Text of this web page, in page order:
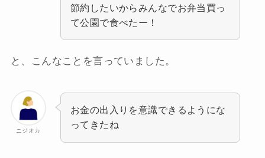
節約したいからみんなでお弁当買っ
て公園で食べたー！
と、こんなことを言っていました。
ニジオカ
お金の出入りを意識できるようにな
ってきたね